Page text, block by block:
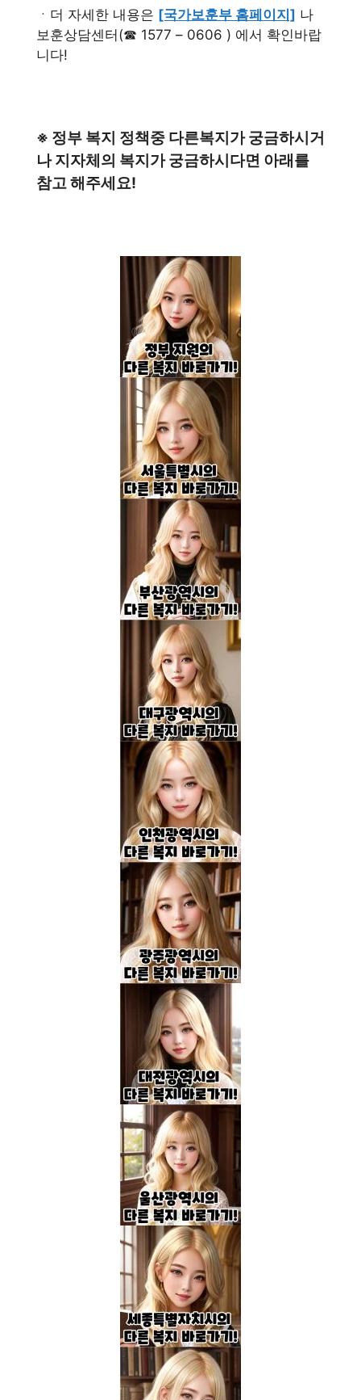
ㆍ더 자세한 내용은 [국가보훈부 홈페이지] 나
보훈상담센터(☎ 1577 – 0606 ) 에서 확인바랍
니다!
※ 정부 복지 정책중 다른복지가 궁금하시거
나 지자체의 복지가 궁금하시다면 아래를
참고 해주세요!